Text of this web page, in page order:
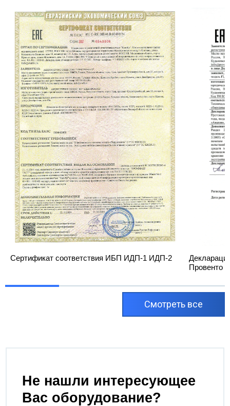
Сертификат соответствия ИБП ИДП-1 ИДП-2
Провенто
Cмотреть все
Не нашли интересующее
Вас оборудование?